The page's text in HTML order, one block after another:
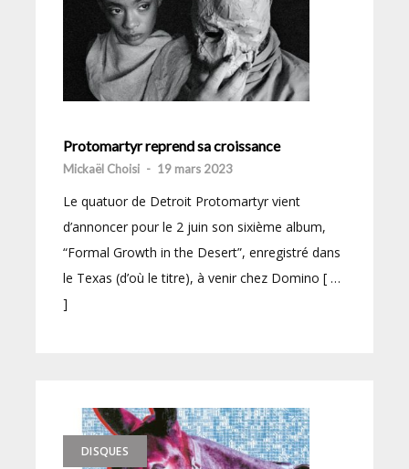
Protomartyr reprend sa croissance
Mickaël Choisi - 19 mars 2023
Le quatuor de Detroit Protomartyr vient
d’annoncer pour le 2 juin son sixième album,
“Formal Growth in the Desert”, enregistré dans
le Texas (d’où le titre), à venir chez Domino [ …
]
DISQUES